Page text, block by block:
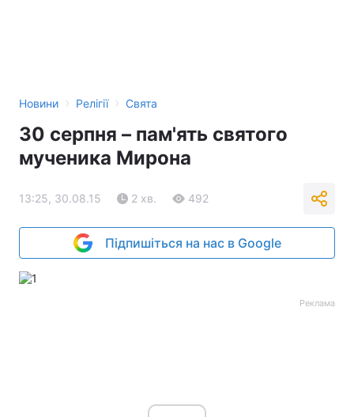
Новини › Релігії › Свята
30 серпня – пам'ять святого
мученика Мирона
13:25, 30.08.15 2 хв. 492
Підпишіться на нас в Google
Реклама